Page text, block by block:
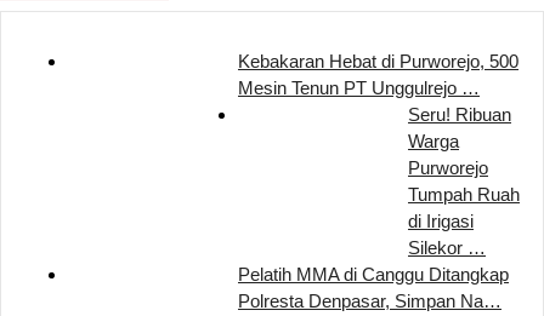
Kebakaran Hebat di Purworejo, 500
Mesin Tenun PT Unggulrejo …
Seru! Ribuan
Warga
Purworejo
Tumpah Ruah
di Irigasi
Silekor …
Pelatih MMA di Canggu Ditangkap
Polresta Denpasar, Simpan Na…